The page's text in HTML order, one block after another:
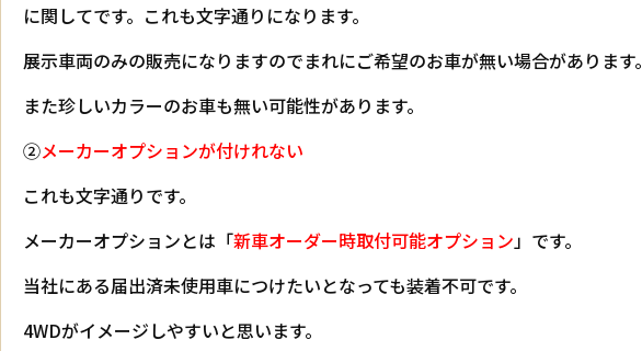
に関してです。これも文字通りになります。
展示車両のみの販売になりますのでまれにご希望のお車が無い場合があります。
また珍しいカラーのお車も無い可能性があります。
②メーカーオプションが付けれない
これも文字通りです。
メーカーオプションとは「新車オーダー時取付可能オプション」です。
当社にある届出済未使用車につけたいとなっても装着不可です。
4WDがイメージしやすいと思います。